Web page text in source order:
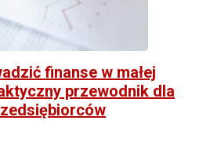
finanse w małej
przewodnik dla